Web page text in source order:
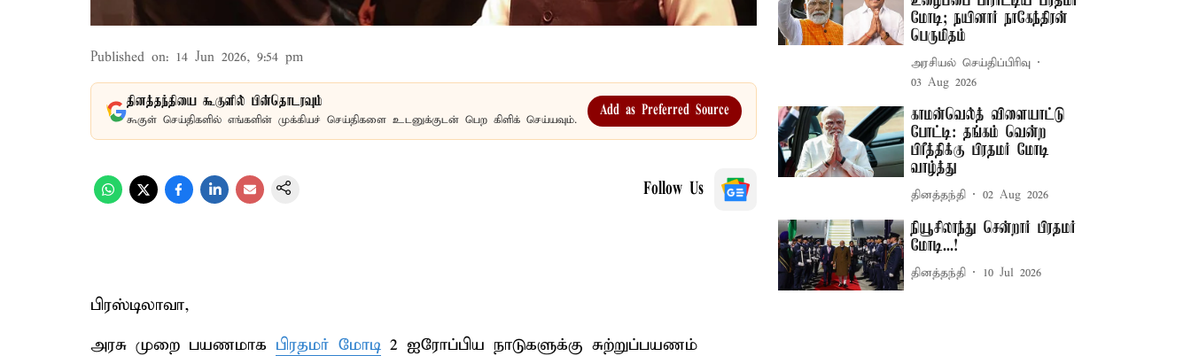
Published on: 14 Jun 2026, 9:54 pm
தினத்தந்தியை கூகுளில் பின்தொடரவும்
கூகுள் செய்திகளில் எங்களின் முக்கியச் செய்திகளை உடனுக்குடன் பெற கிளிக் செய்யவும்.
Add as Preferred Source
Follow Us
பிரஸ்டிலாவா,
அரசு முறை பயணமாக பிரதமர் மோடி 2 ஐரோப்பிய நாடுகளுக்கு சுற்றுப்பயணம்
மோடி; நயினார் நாகேந்திரன்
பெருமிதம்
அரசியல் செய்திப்பிரிவு
03 Aug 2026
காமன்வெல்த் விளையாட்டு
போட்டி: தங்கம் வென்ற
பிரீத்திக்கு பிரதமர் மோடி
வாழ்த்து
தினத்தந்தி 02 Aug 2026
நியூசிலாந்து சென்றார் பிரதமர்
மோடி...!
தினத்தந்தி 10 Jul 2026